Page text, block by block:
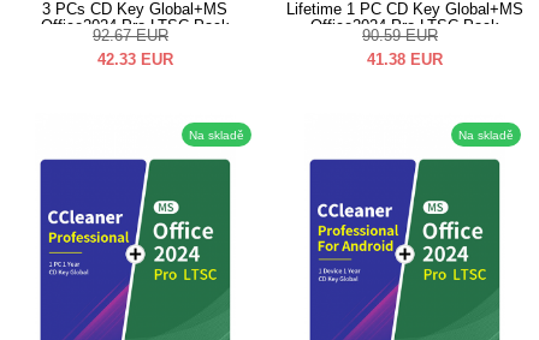
3 PCs CD Key Global+MS
Office2024 Pro LTSC Pack
92.67 EUR
42.33 EUR
Lifetime 1 PC CD Key Global+MS
Office2024 Pro LTSC Pack
90.59 EUR
41.38 EUR
Na skladě Na skladě